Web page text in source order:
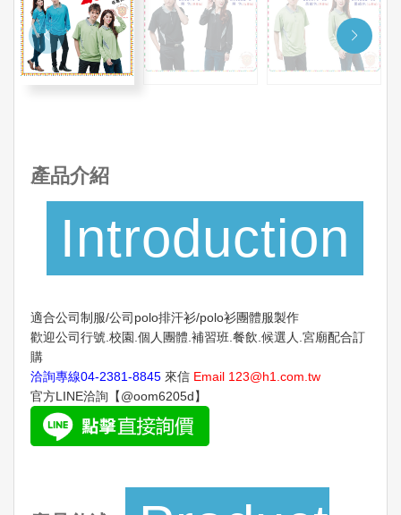
產品介紹
Introduction
適合公司制服/公司polo排汗衫/polo衫團體服製作
歡迎公司行號.校園.個人團體.補習班.餐飲.候選人.宮廟配合訂
購
洽詢專線04-2381-8845 來信 Email 123@h1.com.tw
官方LINE洽詢【@oom6205d】